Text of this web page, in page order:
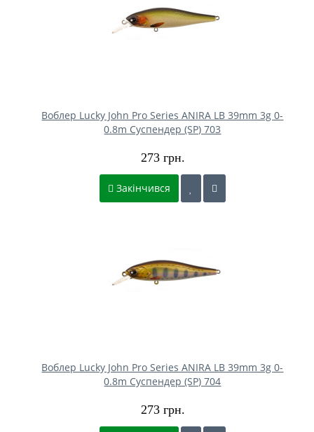
Воблер Lucky John Pro Series ANIRA LB 39mm 3g 0-
0.8m Cуспендер (SP) 703
273 грн.
Закінчився
Воблер Lucky John Pro Series ANIRA LB 39mm 3g 0-
0.8m Cуспендер (SP) 704
273 грн.